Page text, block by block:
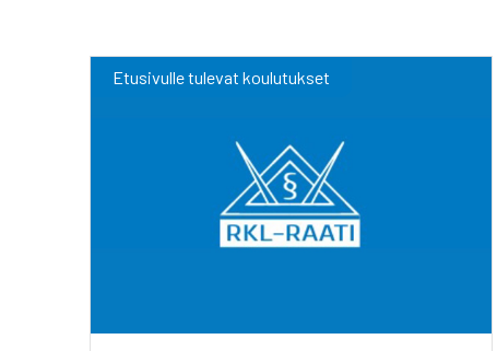
Etusivulle tulevat koulutukset